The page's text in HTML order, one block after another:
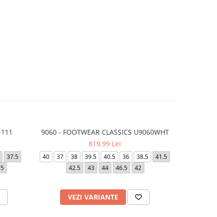
37.5
9060 - FOOTWEAR CLASSICS U9060WHT
819,99 Lei
40 37 38 39.5 40.5 36 38.5
41.5
42.5
43 44 46.5 42
VEZI VARIANTE